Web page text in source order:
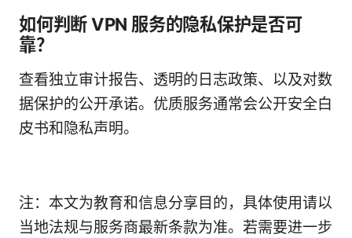
如何判断 VPN 服务的隐私保护是否可
靠？
查看独立审计报告、透明的日志政策、以及对数
据保护的公开承诺。优质服务通常会公开安全白
皮书和隐私声明。
注：本文为教育和信息分享目的，具体使用请以
当地法规与服务商最新条款为准。若需要进一步